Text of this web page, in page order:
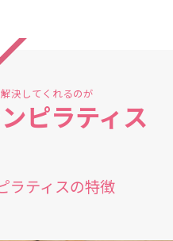
決してくれるのが
ピラティス
ラティスの特徴